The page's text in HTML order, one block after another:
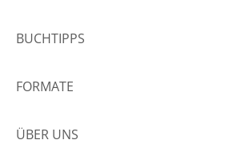
BUCHTIPPS
FORMATE
ÜBER UNS